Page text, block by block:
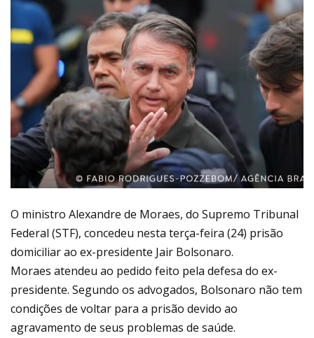
O ministro Alexandre de Moraes, do Supremo Tribunal
Federal (STF), concedeu nesta terça-feira (24) prisão
domiciliar ao ex-presidente Jair Bolsonaro.
Moraes atendeu ao pedido feito pela defesa do ex-
presidente. Segundo os advogados, Bolsonaro não tem
condições de voltar para a prisão devido ao
agravamento de seus problemas de saúde.